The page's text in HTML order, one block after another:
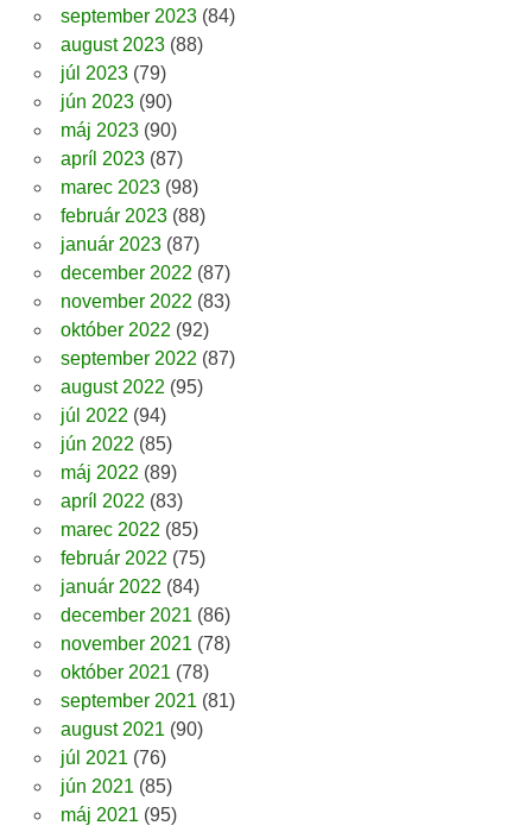
september 2023(84)
august 2023(88)
júl 2023(79)
jún 2023(90)
máj 2023(90)
apríl 2023(87)
marec 2023(98)
február 2023(88)
január 2023(87)
december 2022 (87)
november 2022 (83)
október 2022 (92)
september 2022 (87)
august 2022 (95)
júl 2022 (94)
jún 2022 (85)
máj 2022 (89)
apríl 2022 (83)
marec 2022 (85)
február 2022 (75)
január 2022 (84)
december 2021 (86)
november 2021 (78)
október 2021 (78)
september 2021 (81)
august 2021 (90)
júl 2021 (76)
jún 2021 (85)
máj 2021 (95)